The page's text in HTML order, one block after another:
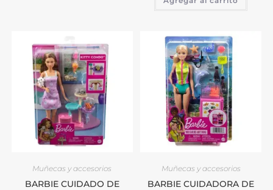
Muñecas y accesorios
BARBIE CUIDADO DE
Muñecas y accesorios
BARBIE CUIDADORA DE